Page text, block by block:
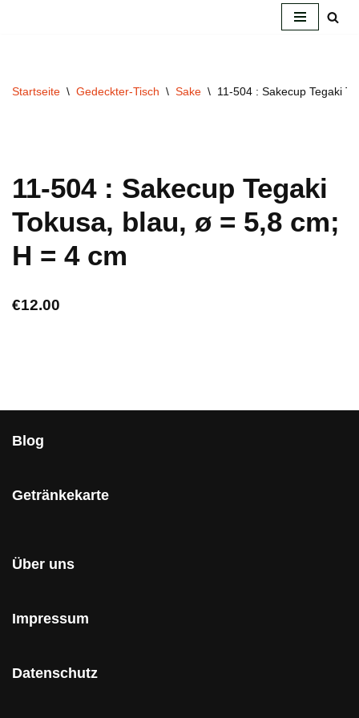
Startseite \ Gedeckter-Tisch \ Sake \ 11-504 : Sakecup Tegaki
11-504 : Sakecup Tegaki
Tokusa, blau, ø = 5,8 cm;
H = 4 cm
€12.00
Blog
Getränkekarte
Über uns
Impressum
Datenschutz